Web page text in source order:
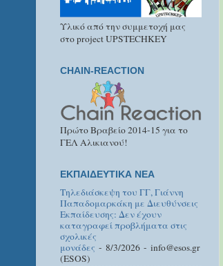
Υλικό από την συμμετοχή μας
στο project UPSTECHKEY
CHAIN-REACTION
Πρώτο Βραβείο 2014-15 για το
ΓΕΛ Αλικιανού!
ΕΚΠΑΙΔΕΥΤΙΚΑ ΝΕΑ
Τηλεδιάσκεψη του ΓΓ, Γιάννη
Παπαδομαρκάκη με Διευθύνσεις
Εκπαίδευσης: Δεν έχουν
καταγραφεί προβλήματα στις
σχολικές
μονάδες - 8/3/2026 - info@esos.gr
(ESOS)